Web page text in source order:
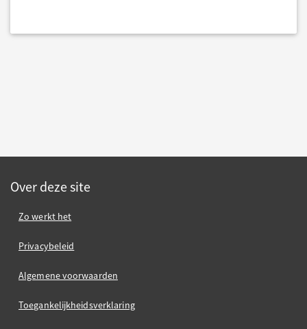
Over deze site
Zo werkt het
Privacybeleid
Algemene voorwaarden
Toegankelijkheidsverklaring